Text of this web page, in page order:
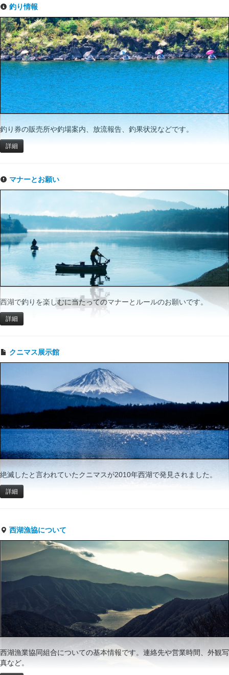
釣り情報
釣り券の販売所や釣場案内、放流報告、釣果状況などです。
詳細
マナーとお願い
西湖で釣りを楽しむに当たってのマナーとルールのお願いです。
詳細
クニマス展示館
絶滅したと言われていたクニマスが2010年西湖で発見されました。
詳細
西湖漁協について
西湖漁業協同組合についての基本情報です。連絡先や営業時間、外観写
真など。